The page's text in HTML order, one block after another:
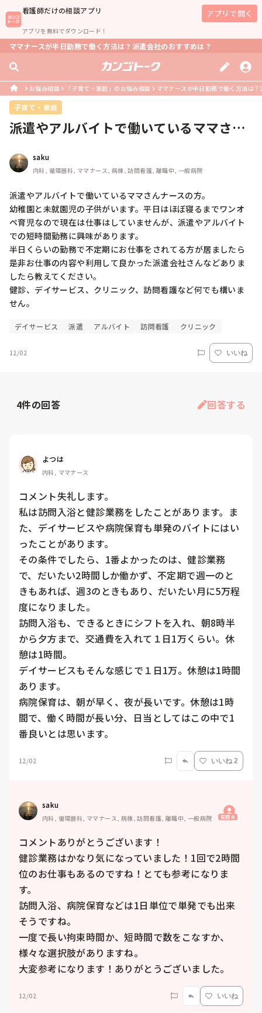
看護師だけの相談アプリ
アプリを無料でダウンロード！
アプリで開く
ママナースが半日勤務で働く方法は？派遣会社のおすすめは？
お悩み相談 「子育て・家庭」のお悩み相談 ママナースが半日勤務で働く方法は
子育て・家庭
派遣やアルバイトで働いているママさん
saku
内科, 循環器科, ママナース, 病棟, 訪問看護, 離職中, 一般病院
派遣やアルバイトで働いているママさんナースの方。
幼稚園と未就園児の子供がいます。平日はほぼ寝るまでワンオ
ペ育児なので現在は仕事はしていませんが、派遣やアルバイト
での短時間勤務に興味があります。
半日くらいの勤務で不定期にお仕事をされてる方が居ましたら
是非お仕事の内容や利用して良かった派遣会社さんなどありま
したら教えてください。
健診、デイサービス、クリニック、訪問看護など何でも構いま
せん。
デイサービス 派遣 アルバイト 訪問看護 クリニック
12/02 いいね
4件の回答 回答する
よつは
内科, ママナース
コメント失礼します。
私は訪問入浴と健診業務をしたことがあります。ま
た、デイサービスや病院保育も単発のバイトにはい
ったことがあります。
その条件でしたら、1番よかったのは、健診業務
で、だいたい2時間しか働かず、不定期で週一のと
きもあれば、週3のときもあり、だいたい月に5万程
度になりました。
訪問入浴も、できるときにシフトを入れ、朝8時半
から夕方まで、交通費を入れて１日1万くらい。休
憩は1時間。
デイサービスもそんな感じで１日1万。休憩は1時間
あります。
病院保育は、朝が早く、夜が長いです。休憩は1時
間で、働く時間が長い分、日当としてはこの中で1
12/02 いいね 2
saku
内科, 循環器科, ママナース, 病棟, 訪問看護, 離職中, 一般病院 質問主
コメントありがとうございます！
健診業務はかなり気になっていました！1回で2時間
位のお仕事もあるのですね！とても参考になりま
す。
訪問入浴、病院保育などは1日単位で単発でも出来
そうですね。
一度で長い拘束時間か、短時間で数をこなすか、
様々な選択肢がありますね。
大変参考になります！ありがとうございました。
12/02 いいね